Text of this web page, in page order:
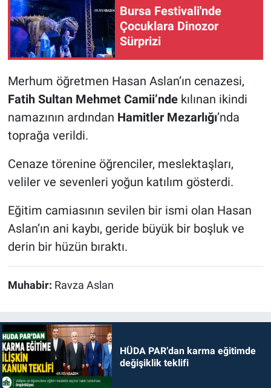
Bursa Festivali'nde
Çocuklara Dinozor
Sürprizi
Merhum öğretmen Hasan Aslan’ın cenazesi,
Fatih Sultan Mehmet Camii’ndekılınan ikindi
namazının ardından Hamitler Mezarlığı’nda
toprağa verildi.
Cenaze törenine öğrenciler, meslektaşları,
veliler ve sevenleri yoğun katılım gösterdi.
Eğitim camiasının sevilen bir ismi olan Hasan
Aslan’ın ani kaybı, geride büyük bir boşluk ve
derin bir hüzün bıraktı.
Muhabir: Ravza Aslan
HÜDA PAR’dan karma eğitimde
değişiklik teklifi